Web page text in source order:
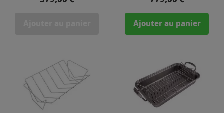
Ajouter au panier